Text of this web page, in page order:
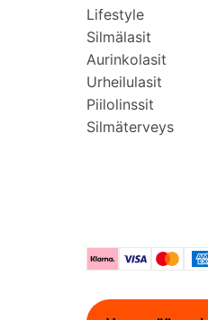
Lifestyle
Silmälasit
Aurinkolasit
Urheilulasit
Piilolinssit
Silmäterveys
KlarnaVisa